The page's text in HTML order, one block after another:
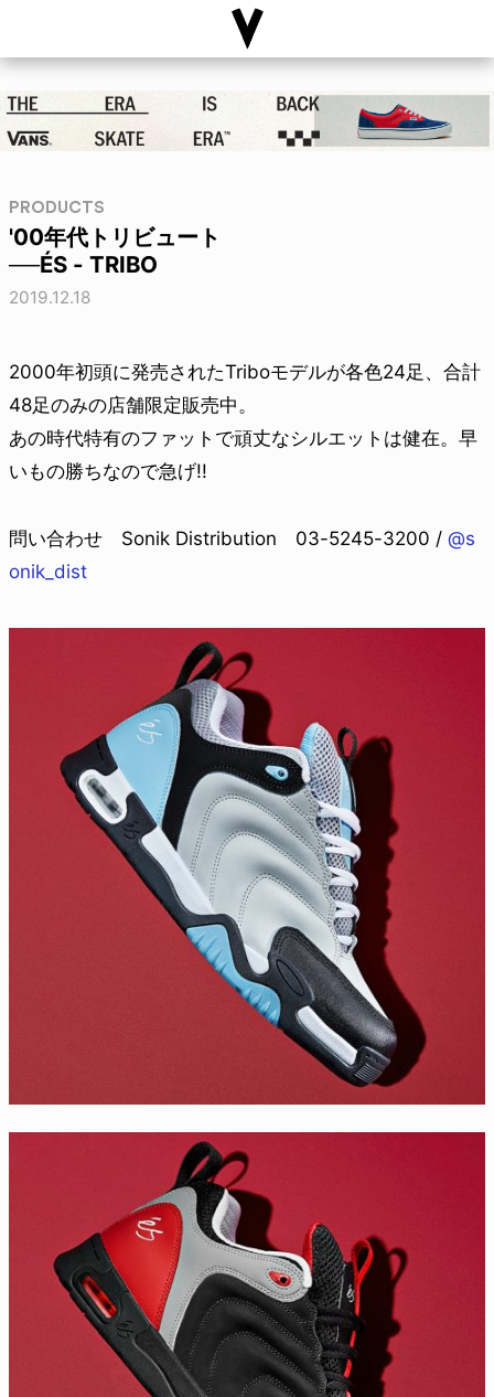
PRODUCTS
'00年代トリビュート
──ÉS - TRIBO
2019.12.18
2000年初頭に発売されたTriboモデルが各色24足、合計
48足のみの店舗限定販売中。
あの時代特有のファットで頑丈なシルエットは健在。早
いもの勝ちなので急げ!!
問い合わせ Sonik Distribution 03-5245-3200 / @s
onik_dist